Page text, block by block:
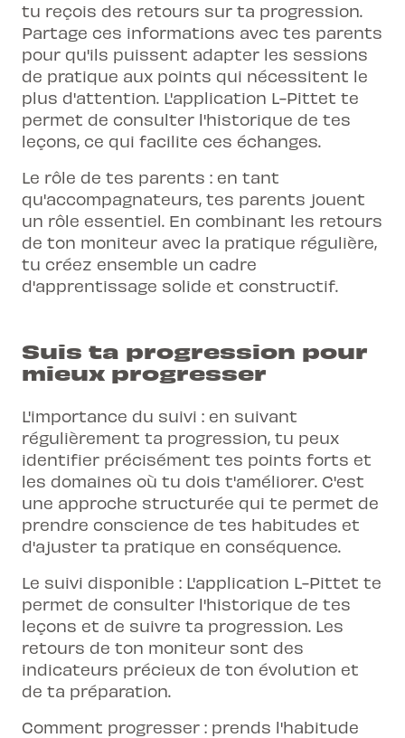
tu reçois des retours sur ta progression.
Partage ces informations avec tes parents
pour qu'ils puissent adapter les sessions
de pratique aux points qui nécessitent le
plus d'attention. L'application L-Pittet te
permet de consulter l'historique de tes
leçons, ce qui facilite ces échanges.
Le rôle de tes parents : en tant
qu'accompagnateurs, tes parents jouent
un rôle essentiel. En combinant les retours
de ton moniteur avec la pratique régulière,
tu créez ensemble un cadre
d'apprentissage solide et constructif.
Suis ta progression pour
mieux progresser
L'importance du suivi : en suivant
régulièrement ta progression, tu peux
identifier précisément tes points forts et
les domaines où tu dois t'améliorer. C'est
une approche structurée qui te permet de
prendre conscience de tes habitudes et
d'ajuster ta pratique en conséquence.
Le suivi disponible : L'application L-Pittet te
permet de consulter l'historique de tes
leçons et de suivre ta progression. Les
retours de ton moniteur sont des
indicateurs précieux de ton évolution et
de ta préparation.
Comment progresser : prends l'habitude